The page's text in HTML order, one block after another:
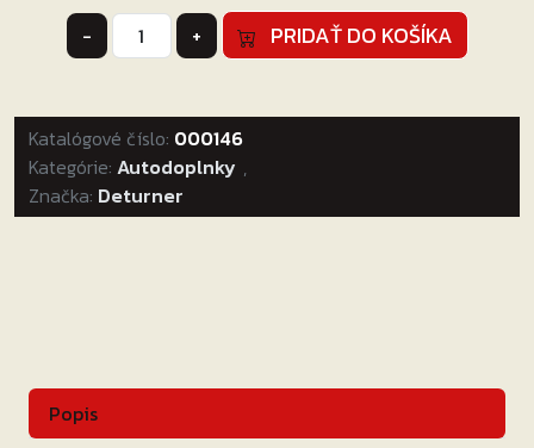
-
množstvo
Hydro
Cleaner
500ml
+ PRIDAŤ DO KOŠÍKA
Katalógové číslo: 000146
Kategórie: Autodoplnky ,
Značka: Deturner
Popis